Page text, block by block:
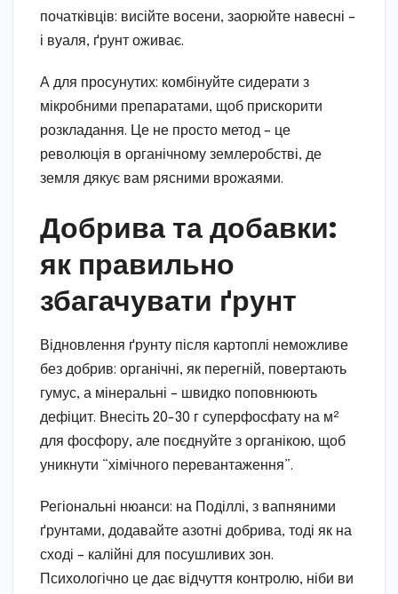
початківців: висійте восени, заорюйте навесні –
і вуаля, ґрунт оживає.
А для просунутих: комбінуйте сидерати з
мікробними препаратами, щоб прискорити
розкладання. Це не просто метод – це
революція в органічному землеробстві, де
земля дякує вам рясними врожаями.
Добрива та добавки:
як правильно
збагачувати ґрунт
Відновлення ґрунту після картоплі неможливе
без добрив: органічні, як перегній, повертають
гумус, а мінеральні – швидко поповнюють
дефіцит. Внесіть 20-30 г суперфосфату на м²
для фосфору, але поєднуйте з органікою, щоб
уникнути “хімічного перевантаження”.
Регіональні нюанси: на Поділлі, з вапняними
ґрунтами, додавайте азотні добрива, тоді як на
сході – калійні для посушливих зон.
Психологічно це дає відчуття контролю, ніби ви